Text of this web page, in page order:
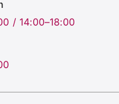
/ 14:00–18:00